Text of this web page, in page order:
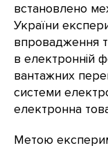
встановлено
України
впровадження
в електронній
вантажних
системи
електронна
Метою